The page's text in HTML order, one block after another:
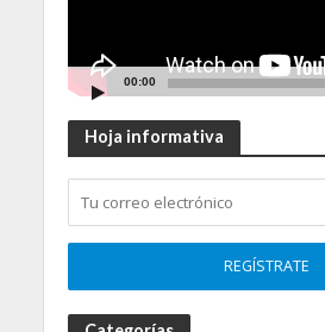
00:00
Hoja informativa